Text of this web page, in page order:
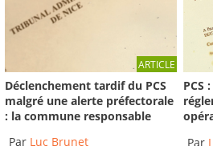
ARTICLE
Déclenchement tardif du PCS
malgré une alerte préfectorale
: la commune responsable
Par Luc Brunet
PCS
Par